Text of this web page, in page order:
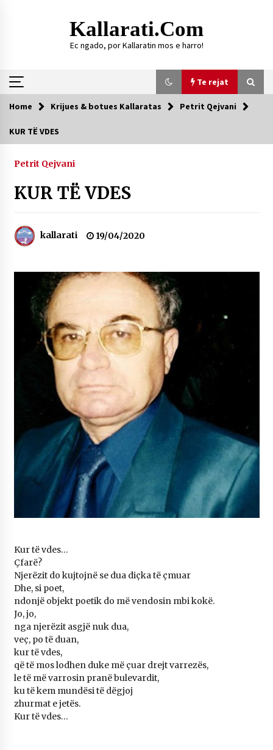
Kallarati.com
Ec ngado, por Kallaratin mos e harro!
Te rejat
Te rejat
SHOQATËS “KALLARATI”
Gazeta Kallarati nr. 118
SI U ARRIT TË REALIZOHEJ PERLA FOLKLORIKE
“JANINËS Ç’I PANË SYTË”
NË KALLARAT, NË “FSHATIN E DJEGUR” U
ZHVILLUA EDICIONI I TRETË I PIKNIKU
PRANVEROR
26/05/2026
Gazeta Kallarati nr. 117
03/05/2026
Gazeta Kallarati nr. 116
28/01/2026
Mbi kockat e martirëve ngrihet Atdheu
17/10/2025
Gazeta Kallarati nr. 115
14/10/2025
Faksimilet e një 83 vjetori lufte: Çfarë shkruan
Vexhi Buharaja për Heroin e Popullit, Mumin
Selami.
KALLARATI NË AKSIONET KOMBËTARE PËR
RINDËRTIMIN E VENDIT – NGA ÇIZE XHAFERAJ
22/09/2025
– ËNGJËLL HASIMAJ – “KUJTIMET E MIA PËR
KALLARATIN SI MËSUES I MATEMATIKËS, POR
EDHE SI NJË BANOR I PËRKOHSHËM I TIJ”
12/09/2025
Gazeta Kallarati nr. 114
06/02/2025
Home Krijues & botues Kallaratas Petrit Qejvani
KUR TË VDES
Petrit Qejvani
KUR TË VDES
kallarati 19/04/2020
Kur të vdes…
Çfarë?
Njerëzit do kujtojnë se dua diçka të çmuar
Dhe, si poet,
ndonjë objekt poetik do më vendosin mbi kokë.
Jo, jo,
nga njerëzit asgjë nuk dua,
veç, po të duan,
kur të vdes,
që të mos lodhen duke më çuar drejt varrezës,
le të më varrosin pranë bulevardit,
ku të kem mundësi të dëgjoj
zhurmat e jetës.
Kur të vdes…